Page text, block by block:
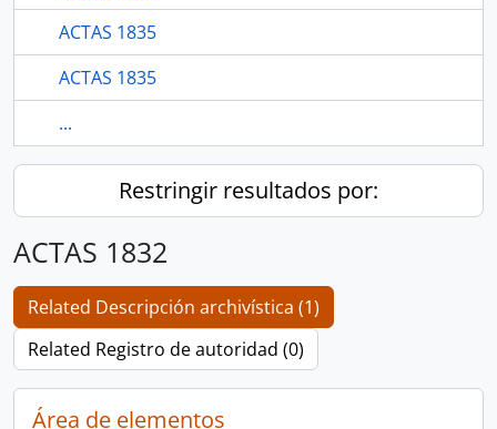
ACTAS 1835
ACTAS 1835
...
Restringir resultados por:
ACTAS 1832
Related Descripción archivística (1)
Related Registro de autoridad (0)
Área de elementos